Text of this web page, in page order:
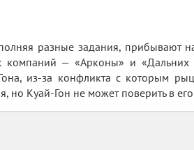
разные задания, прибывают
— «Арконы» и «Дальних
из-за конфликта с которым
но Куай-Гон не может поверить в